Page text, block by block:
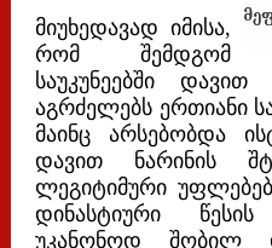
მიუხედავად იმისა,
რომ შემდგომ
საუკუნეებში
აგრძელებს ერთიანი
მაინც არსებობდა
დავით ნარინის
ლეგიტიმური
დინასტიური
უკანონოდ შობილ